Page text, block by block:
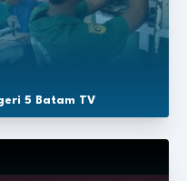
5 Batam TV